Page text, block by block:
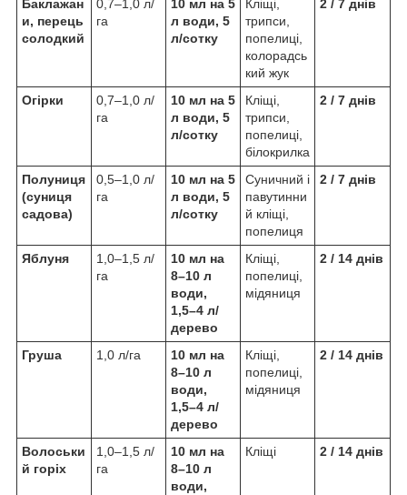
Баклажан
и, перець
солодкий
0,7–1,0 л/
га
10 мл на 5
л води, 5
л/сотку
Кліщі,
трипси,
попелиці,
колорадсь
кий жук
2 / 7 днів
Огірки
0,7–1,0 л/
га
10 мл на 5
л води, 5
л/сотку
Кліщі,
трипси,
попелиці,
білокрилка
2 / 7 днів
Полуниця
(суниця
садова)
0,5–1,0 л/
га
10 мл на 5
л води, 5
л/сотку
Суничний і
павутинни
й кліщі,
попелиця
2 / 7 днів
Яблуня
1,0–1,5 л/
га
10 мл на
8–10 л
води,
1,5–4 л/
дерево
Кліщі,
попелиці,
мідяниця
2 / 14 днів
Груша 1,0 л/га
10 мл на
8–10 л
води,
1,5–4 л/
дерево
Кліщі,
попелиці,
мідяниця
2 / 14 днів
Волоськи
й горіх
1,0–1,5 л/
га
10 мл на
8–10 л
води,
Кліщі 2 / 14 днів